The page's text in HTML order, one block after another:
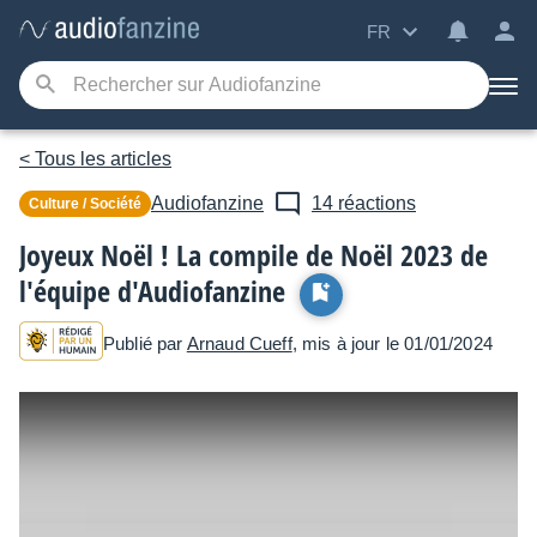
FR
< Tous les articles
Culture / Société Audiofanzine 14 réactions
Joyeux Noël ! La compile de Noël 2023 de
l'équipe d'Audiofanzine
Publié par Arnaud Cueff, mis à jour le 01/01/2024
C